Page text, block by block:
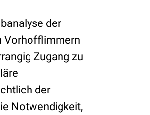
der
Vorhofflimmern
Zugang zu
der
Notwendigkeit,